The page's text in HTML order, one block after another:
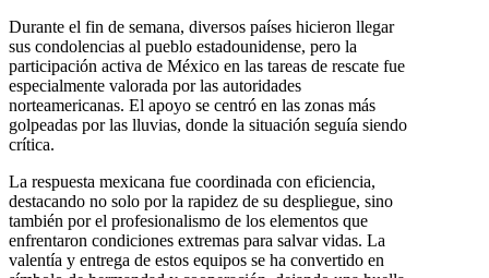
Durante el fin de semana, diversos países hicieron llegar
sus condolencias al pueblo estadounidense, pero la
participación activa de México en las tareas de rescate fue
especialmente valorada por las autoridades
norteamericanas. El apoyo se centró en las zonas más
golpeadas por las lluvias, donde la situación seguía siendo
crítica.
La respuesta mexicana fue coordinada con eficiencia,
destacando no solo por la rapidez de su despliegue, sino
también por el profesionalismo de los elementos que
enfrentaron condiciones extremas para salvar vidas. La
valentía y entrega de estos equipos se ha convertido en